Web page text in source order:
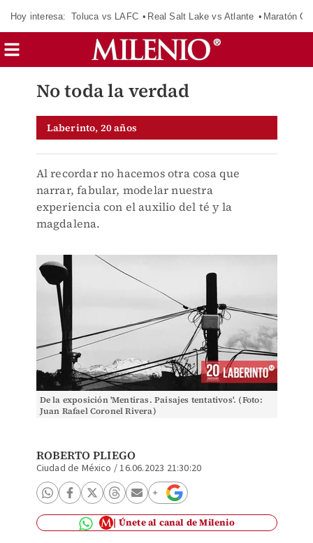
Hoy interesa: Toluca vs LAFC Real Salt Lake vs Atlante Maratón
No toda la verdad
Laberinto, 20 años
Al recordar no hacemos otra cosa que
narrar, fabular, modelar nuestra
experiencia con el auxilio del té y la
magdalena.
De la exposición 'Mentiras. Paisajes tentativos'. (Foto:
Juan Rafael Coronel Rivera)
ROBERTO PLIEGO
Ciudad de México /16.06.2023 21:30:20
Únete al canal de Milenio